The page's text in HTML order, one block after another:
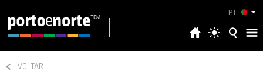
PT
VOLTAR